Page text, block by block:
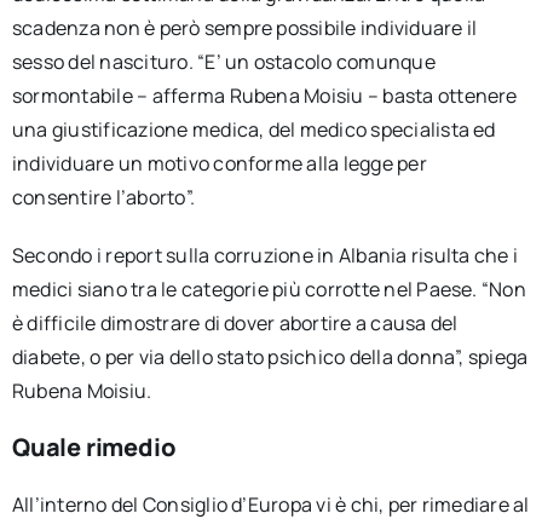
scadenza non è però sempre possibile individuare il
sesso del nascituro. “E’ un ostacolo comunque
sormontabile – afferma Rubena Moisiu – basta ottenere
una giustificazione medica, del medico specialista ed
individuare un motivo conforme alla legge per
consentire l’aborto”.
Secondo i report sulla corruzione in Albania risulta che i
medici siano tra le categorie più corrotte nel Paese. “Non
è difficile dimostrare di dover abortire a causa del
diabete, o per via dello stato psichico della donna”, spiega
Rubena Moisiu.
Quale rimedio
All’interno del Consiglio d’Europa vi è chi, per rimediare al